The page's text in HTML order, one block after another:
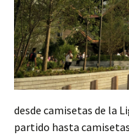
desde camisetas de la
partido hasta